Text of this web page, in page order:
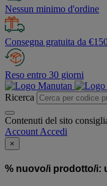
Nessun minimo d'ordine
Consegna gratuita da
Reso entro 30 giorni
Ricerca
Contenuti del sito
Account Accedi
×
% nuovo/i prodotto/i: